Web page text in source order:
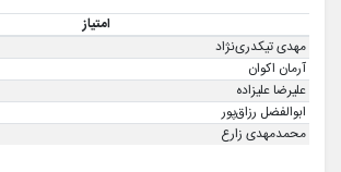
امتیاز
مهدی تیکدری‌نژاد
آرمان اکوان
علیرضا علیزاده
ابوالفضل رزاق‌پور
محمدمهدی زارع